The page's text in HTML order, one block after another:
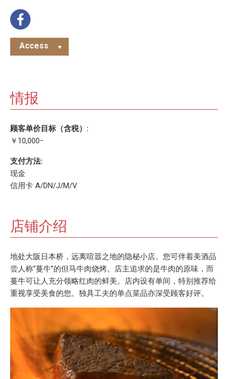
Access
情报
顾客单价目标（含税）:
￥10,000ｰ
支付方法:
现金
信用卡 A/DN/J/M/V
店铺介绍
地处大阪日本桥，远离喧嚣之地的隐秘小店。您可伴着美酒品
尝人称“蔓牛”的但马牛肉烧烤。店主追求的是牛肉的原味，而
蔓牛可让人充分领略红肉的鲜美。店内设有单间，特别推荐给
重视享受美食的您。独具工夫的单点菜品亦深受顾客好评。